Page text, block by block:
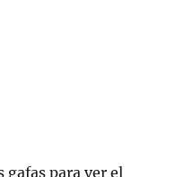
gafas para ver el